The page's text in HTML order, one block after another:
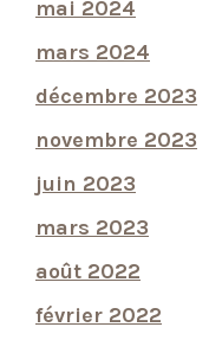
mai 2024
mars 2024
décembre 2023
novembre 2023
juin 2023
mars 2023
août 2022
février 2022